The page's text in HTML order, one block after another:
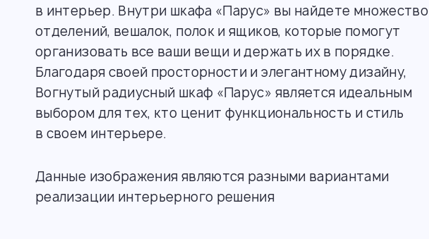
в интерьер. Внутри шкафа «Парус» вы найдете множество
отделений, вешалок, полок и ящиков, которые помогут
организовать все ваши вещи и держать их в порядке.
Благодаря своей просторности и элегантному дизайну,
Вогнутый радиусный шкаф «Парус» является идеальным
выбором для тех, кто ценит функциональность и стиль
в своем интерьере.
Данные изображения являются разными вариантами
реализации интерьерного решения